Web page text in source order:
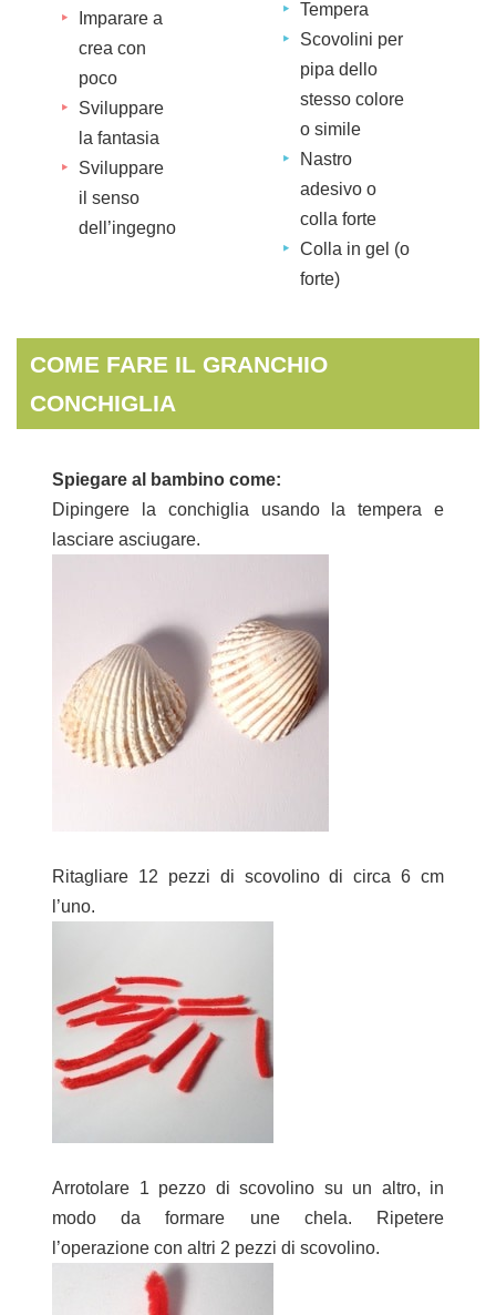
Imparare a
crea con
poco
Sviluppare
la fantasia
Sviluppare
il senso
dell’ingegno
Tempera
Scovolini per
pipa dello
stesso colore
o simile
Nastro
adesivo o
colla forte
Colla in gel (o
forte)
COME FARE IL GRANCHIO
CONCHIGLIA
Spiegare al bambino come:
Dipingere la conchiglia usando la tempera e
lasciare asciugare.
Ritagliare 12 pezzi di scovolino di circa 6 cm
l’uno.
Arrotolare 1 pezzo di scovolino su un altro, in
modo da formare une chela. Ripetere
l’operazione con altri 2 pezzi di scovolino.